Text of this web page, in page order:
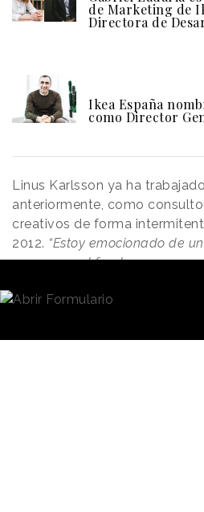
de Marketing de
Directora de
Ikea España
como Director
Linus Karlsson ya ha
anteriormente, como
creativos de forma
2012. “Estoy emocionado de
porque, en el fondo, es una
alimentarlo e impulsarlo"
forma de pensar y vivir, con el